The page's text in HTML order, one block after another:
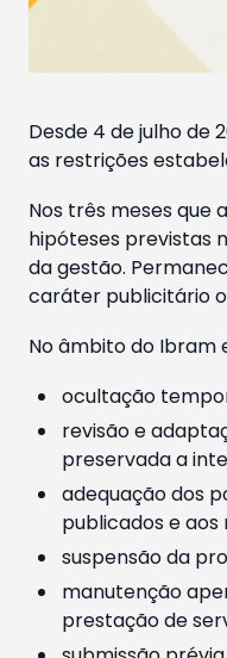
Desde 4 de julho de
as restrições
Nos três meses que
hipóteses previstas
da gestão.
caráter publicitário
No âmbito do Ibram
ocultação
revisão e
preservada a
adequação dos
publicados e
suspensão da
manutenção
prestação de